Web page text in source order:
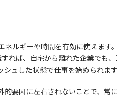
ネルギーや時間を有効に使えます
れば、自宅から離れた企業でも
ュした状態で仕事を始められま
要因に左右されないことで、常